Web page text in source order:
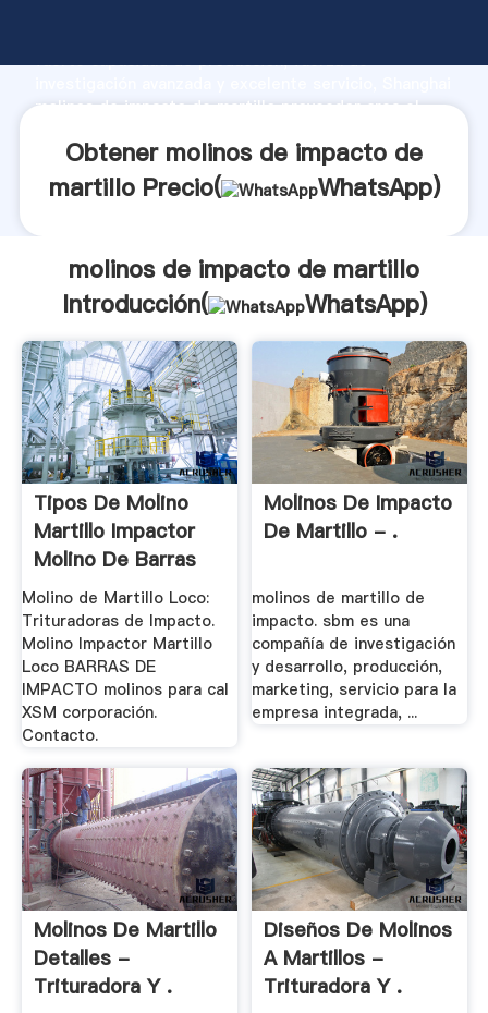
fuerte capacidad de producción, fuerza de
molinos de impacto de martillo proveedor crea el
Obtener molinos de impacto de
martillo Precio(
WhatsApp)
molinos de impacto de martillo
Introducción(
WhatsApp)
Tipos De Molino
Martillo Impactor
Molino De Barras
Molino de Martillo Loco:
Trituradoras de Impacto.
Molino Impactor Martillo
Loco BARRAS DE
IMPACTO molinos para cal
XSM corporación.
Contacto.
Molinos De Impacto
De Martillo - .
molinos de martillo de
impacto. sbm es una
compañía de investigación
y desarrollo, producción,
marketing, servicio para la
empresa integrada, ...
Molinos De Martillo
Detalles -
Trituradora Y .
Diseños De Molinos
A Martillos -
Trituradora Y .